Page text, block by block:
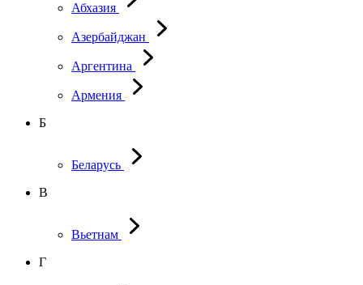
Абхазия
Азербайджан
Аргентина
Армения
Б
Беларусь
В
Вьетнам
Г